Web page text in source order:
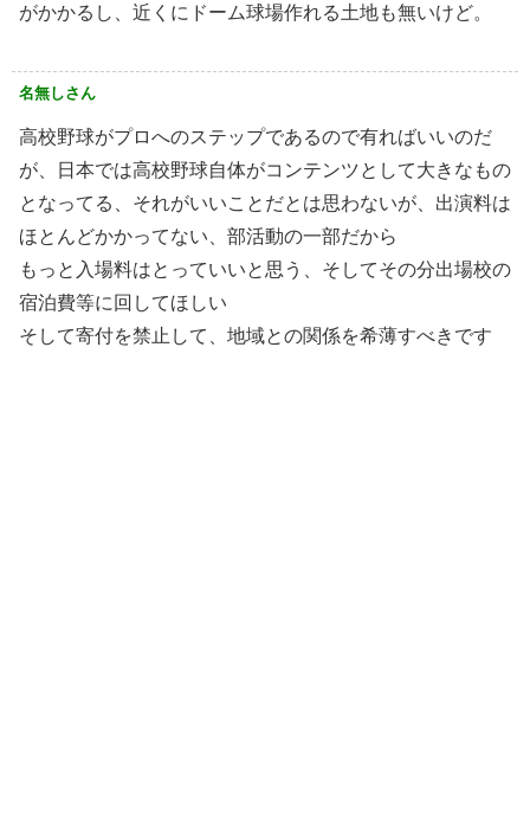
がかかるし、近くにドーム球場作れる土地も無いけど。
名無しさん
高校野球がプロへのステップであるので有ればいいのだ
が、日本では高校野球自体がコンテンツとして大きなもの
となってる、それがいいことだとは思わないが、出演料は
ほとんどかかってない、部活動の一部だから
もっと入場料はとっていいと思う、そしてその分出場校の
宿泊費等に回してほしい
そして寄付を禁止して、地域との関係を希薄すべきです